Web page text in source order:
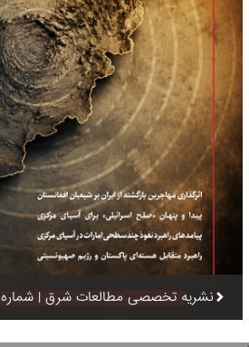
نشریه تخصصی مطالعات شرق | شماره 529